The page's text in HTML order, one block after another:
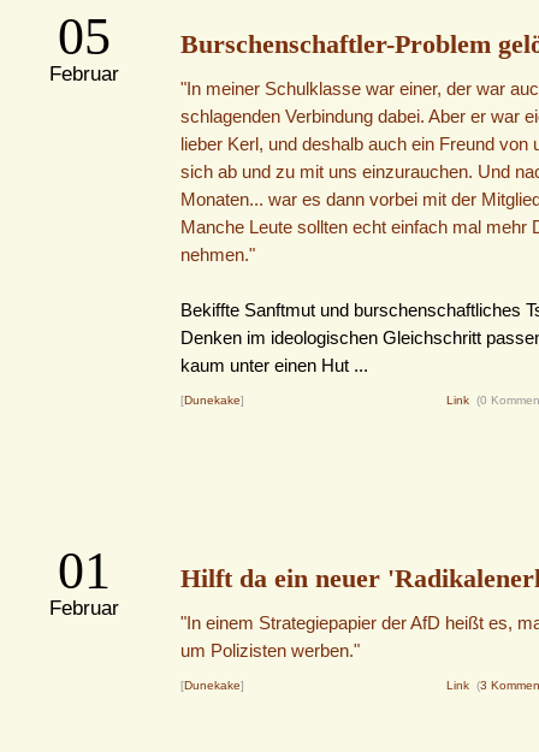
05
Februar
Burschenschaftler-Problem
"In meiner Schulklasse war einer, der war
schlagenden Verbindung dabei. Aber er war
lieber Kerl, und deshalb auch ein Freund von
sich ab und zu mit uns einzurauchen. Und
Monaten... war es dann vorbei mit der
Manche Leute sollten echt einfach mal mehr
nehmen."
Bekiffte Sanftmut und burschenschaftliches
Denken im ideologischen Gleichschritt
kaum unter einen Hut ...
[Dunekake] Link (0
01
Februar
Hilft da ein neuer
"In einem Strategiepapier der AfD heißt es,
um Polizisten werben."
[Dunekake] Link (3